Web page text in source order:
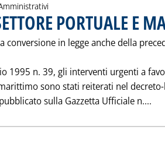
PORTUALE E
conversione in legge anche della
1995 n. 39, gli interventi urgenti a
sono stati reiterati nel decreto-
sulla Gazzetta Ufficiale n....